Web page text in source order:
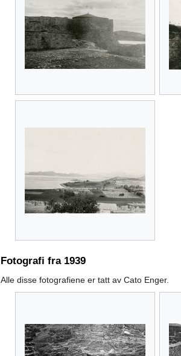
Fotografi fra 1939
Alle disse fotografiene er tatt av Cato Enger.